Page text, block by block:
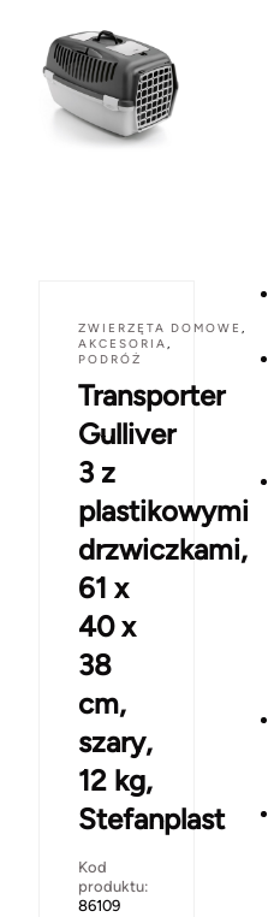
ZWIERZĘTA DOMOWE ,
AKCESORIA,
PODRÓŻ
Transporter
Gulliver
3 z
plastikowymi
drzwiczkami,
61 x
40 x
38
cm,
szary,
12 kg,
Stefanplast
Kod
produktu:
86109